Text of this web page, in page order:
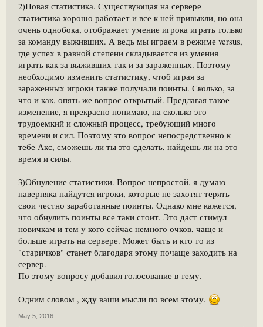
2)Новая статистика. Существующая на сервере
статистика хорошо работает и все к ней привыкли, но она
очень однобока, отображает умение игрока играть только
за команду выживших. А ведь мы играем в режиме versus,
где успех в равной степени складывается из умения
играть как за выживших так и за зараженных. Поэтому
необходимо изменить статистику, чтоб играя за
зараженных игроки также получали поинты. Сколько, за
что и как, опять же вопрос открытый. Предлагая такое
изменение, я прекрасно понимаю, на сколько это
трудоемкий и сложный процесс, требующий много
времени и сил. Поэтому это вопрос непосредственно к
тебе Акс, сможешь ли ты это сделать, найдешь ли на это
время и силы.
3)Обнуление статистики. Вопрос непростой, я думаю
наверняка найдутся игроки, которые не захотят терять
свои честно заработанные поинты. Однако мне кажется,
что обнулить поинты все таки стоит. Это даст стимул
новичкам и тем у кого сейчас немного очков, чаще и
больше играть на сервере. Может быть и кто то из
"старичков" станет благодаря этому почаще заходить на
сервер.
По этому вопросу добавил голосование в тему.
Одним словом , жду ваши мысли по всем этому.
May 5, 2016